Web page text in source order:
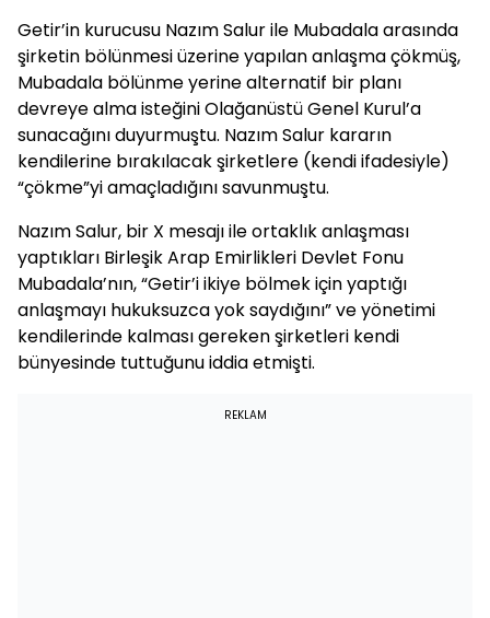
Getir’in kurucusu Nazım Salur ile Mubadala arasında
şirketin bölünmesi üzerine yapılan anlaşma çökmüş,
Mubadala bölünme yerine alternatif bir planı
devreye alma isteğini Olağanüstü Genel Kurul’a
sunacağını duyurmuştu. Nazım Salur kararın
kendilerine bırakılacak şirketlere (kendi ifadesiyle)
“çökme”yi amaçladığını savunmuştu.
Nazım Salur, bir X mesajı ile ortaklık anlaşması
yaptıkları Birleşik Arap Emirlikleri Devlet Fonu
Mubadala’nın, “Getir’i ikiye bölmek için yaptığı
anlaşmayı hukuksuzca yok saydığını” ve yönetimi
kendilerinde kalması gereken şirketleri kendi
bünyesinde tuttuğunu iddia etmişti.
REKLAM